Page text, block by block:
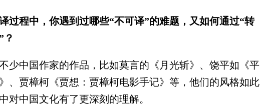
过程中，你遇到过哪些“不可译”的难题，又如何通过“转
？
少中国作家的作品，比如莫言的《月光斩》、饶平如《平
贾樟柯《贾想：贾樟柯电影手记》等，他们的风格如此
对中国文化有了更深刻的理解。